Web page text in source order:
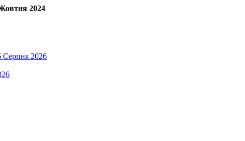
2024
Серпня 2026